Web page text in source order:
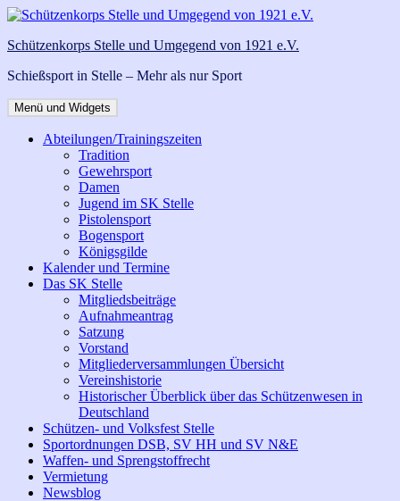
Zum
springen
Schützenkorps Stelle und Umgegend von 1921 e.V.
Schießsport in Stelle – Mehr als nur Sport
Menü und Widgets
Abteilungen/Trainingszeiten
Tradition
Gewehrsport
Damen
Jugend im SK Stelle
Pistolensport
Bogensport
Königsgilde
Kalender und Termine
Das SK Stelle
Mitgliedsbeiträge
Aufnahmeantrag
Satzung
Vorstand
Mitgliederversammlungen Übersicht
Vereinshistorie
Historischer Überblick über das Schützenwesen in
Deutschland
Schützen- und Volksfest Stelle
Sportordnungen DSB, SV HH und SV N&E
Waffen- und Sprengstoffrecht
Vermietung
Newsblog